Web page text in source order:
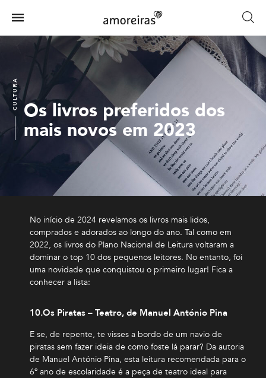
main
content
Home
Menu
CULTURA
Os livros preferidos dos
mais novos em 2023
No início de 2024 revelamos os livros mais lidos,
comprados e adorados ao longo do ano. Tal como em
2022, os livros do Plano Nacional de Leitura voltaram a
dominar o top 10 dos pequenos leitores. No entanto, foi
uma novidade que conquistou o primeiro lugar! Fica a
conhecer a lista:
10.Os Piratas – Teatro, de Manuel António Pina
E se, de repente, te visses a bordo de um navio de
piratas sem fazer ideia de como foste lá parar? Da autoria
de Manuel António Pina, esta leitura recomendada para o
6º ano de escolaridade é a peça de teatro ideal para